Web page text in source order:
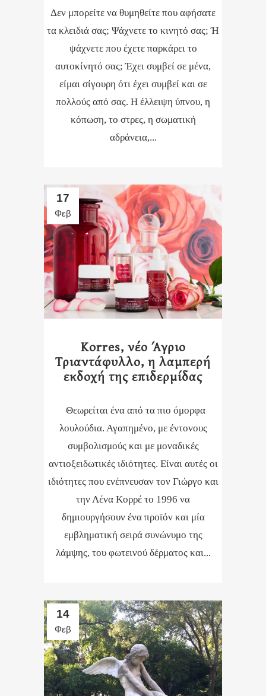
Δεν μπορείτε να θυμηθείτε που αφήσατε
τα κλειδιά σας; Ψάχνετε το κινητό σας; Ή
ψάχνετε που έχετε παρκάρει το
αυτοκίνητό σας; Έχει συμβεί σε μένα,
είμαι σίγουρη ότι έχει συμβεί και σε
πολλούς από σας. Η έλλειψη ύπνου, η
κόπωση, το στρες, η σωματική
αδράνεια,...
17
Φεβ
Korres, νέο Άγριο
Τριαντάφυλλο, η λαμπερή
εκδοχή της επιδερμίδας
Θεωρείται ένα από τα πιο όμορφα
λουλούδια. Αγαπημένο, με έντονους
συμβολισμούς και με μοναδικές
αντιοξειδωτικές ιδιότητες. Είναι αυτές οι
ιδιότητες που ενέπνευσαν τον Γιώργο και
την Λένα Κορρέ το 1996 να
δημιουργήσουν ένα προϊόν και μία
εμβληματική σειρά συνώνυμο της
λάμψης, του φωτεινού δέρματος και...
14
Φεβ